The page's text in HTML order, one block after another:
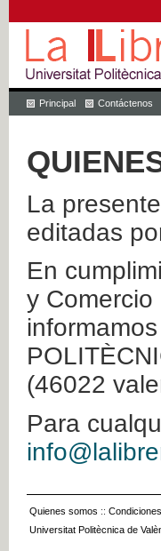
Principal Contáctenos
La
editadas
En
y
(46022
Para
Quienes somos ::
Universitat Politècnica de